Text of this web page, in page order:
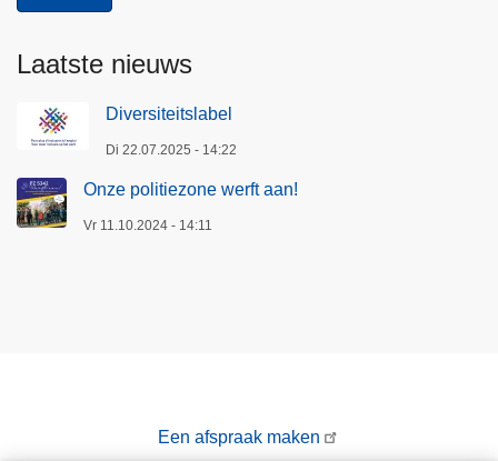
Laatste nieuws
Diversiteitslabel
Di 22.07.2025 - 14:22
Onze politiezone werft aan!
Vr 11.10.2024 - 14:11
Een afspraak maken